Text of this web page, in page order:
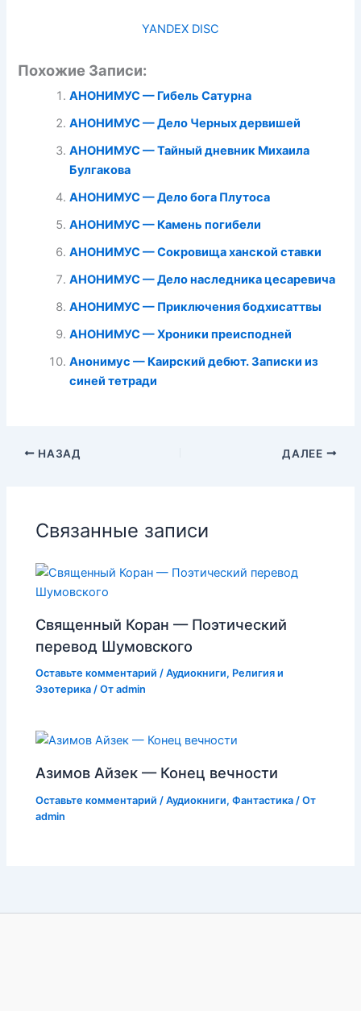
YANDEX DISC
Похожие Записи:
АНОНИМУС — Гибель Сатурна
АНОНИМУС — Дело Черных дервишей
АНОНИМУС — Тайный дневник Михаила
Булгакова
АНОНИМУС — Дело бога Плутоса
АНОНИМУС — Камень погибели
АНОНИМУС — Сокровища ханской ставки
АНОНИМУС — Дело наследника цесаревича
АНОНИМУС — Приключения бодхисаттвы
АНОНИМУС — Хроники преисподней
Анонимус — Каирский дебют. Записки из
синей тетради
НАЗАД ДАЛЕЕ
Связанные записи
Священный Коран — Поэтический
перевод Шумовского
Оставьте комментарий /Аудиокниги, Религия и
Эзотерика / Отadmin
Азимов Айзек — Конец вечности
Оставьте комментарий /Аудиокниги,Фантастика / От
admin